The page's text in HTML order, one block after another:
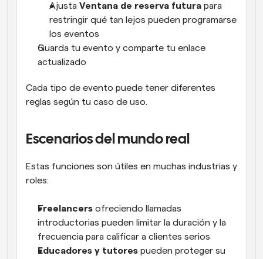
Ajusta Ventana de reserva futura para
restringir qué tan lejos pueden programarse
los eventos
Guarda tu evento y comparte tu enlace
actualizado
Cada tipo de evento puede tener diferentes
reglas según tu caso de uso.
Escenarios del mundo real
Estas funciones son útiles en muchas industrias y
roles:
Freelancers ofreciendo llamadas
introductorias pueden limitar la duración y la
frecuencia para calificar a clientes serios
Educadores y tutores pueden proteger su